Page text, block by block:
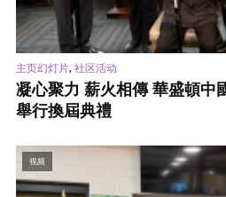
主页幻灯片, 社区活动
凝心聚力 薪火相傳 華盛頓中
舉行換屆典禮
视频